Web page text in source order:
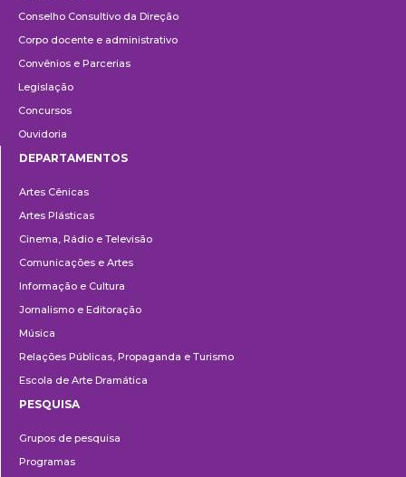
Conselho Consultivo da Direção
Corpo docente e administrativo
Convênios e Parcerias
Legislação
Concursos
Ouvidoria
DEPARTAMENTOS
Artes Cênicas
Artes Plásticas
Cinema, Rádio e Televisão
Comunicações e Artes
Informação e Cultura
Jornalismo e Editoração
Música
Relações Públicas, Propaganda e Turismo
Escola de Arte Dramática
PESQUISA
Grupos de pesquisa
Programas